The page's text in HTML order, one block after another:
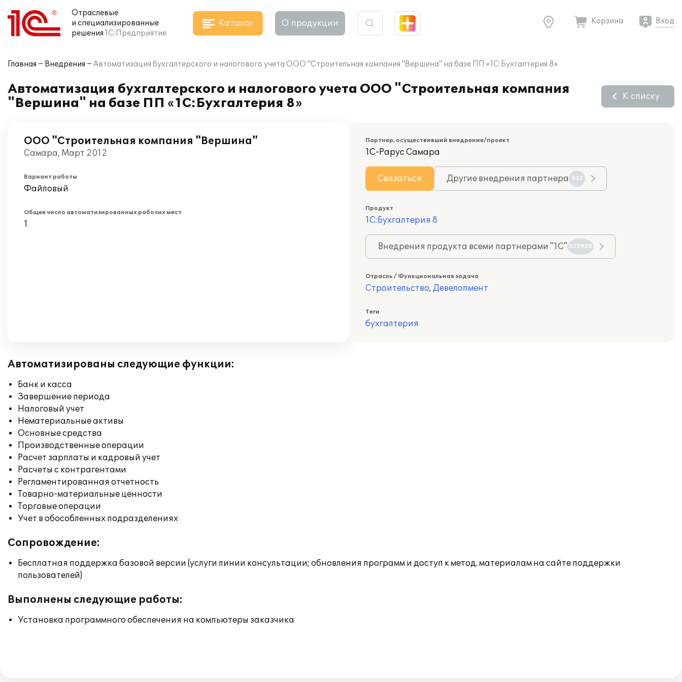
Отраслевые
и специализированные
решения 1С:Предприятие
Каталог О продукции Корзина Вход
Главная Внедрения Автоматизация бухгалтерского и налогового учета ООО "Строительная компания "Вершина" на базе ПП «1С:Бухгалтерия 8»
Автоматизация бухгалтерского и налогового учета ООО "Строительная компания
"Вершина" на базе ПП «1С:Бухгалтерия 8»
К списку
ООО "Строительная компания "Вершина"
Самара, Март 2012
Вариант работы
Файловый
Общее число автоматизированных рабочих мест
1
Партнер, осуществивший внедрение/проект
1С-Рарус Самара
Связаться Другие внедрения партнера 932
Продукт
1С:Бухгалтерия 8
Внедрения продукта всеми партнерами "1С" 575930
Отрасль / Функциональная задача
Строительство, Девелопмент
Теги
бухгалтерия
Автоматизированы следующие функции:
Банк и касса
Завершение периода
Налоговый учет
Нематериальные активы
Основные средства
Производственные операции
Расчет зарплаты и кадровый учет
Расчеты с контрагентами
Регламентированная отчетность
Товарно-материальные ценности
Торговые операции
Учет в обособленных подразделениях
Сопровождение:
Бесплатная поддержка базовой версии (услуги линии консультации; обновления программ и доступ к метод. материалам на сайте поддержки
пользователей)
Выполнены следующие работы:
Установка программного обеспечения на компьютеры заказчика